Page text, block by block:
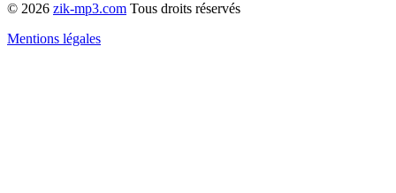
© 2026 zik-mp3.com Tous droits réservés
Mentions légales